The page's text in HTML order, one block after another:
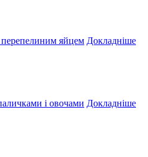
перепелиним яйцем Докладніше
і овочами Докладніше